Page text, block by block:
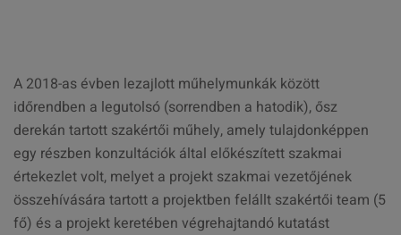
A 2018-as évben lezajlott műhelymunkák között
időrendben a legutolsó (sorrendben a hatodik), ősz
derekán tartott szakértői műhely, amely tulajdonképpen
egy részben konzultációk által előkészített szakmai
értekezlet volt, melyet a projekt szakmai vezetőjének
összehívására tartott a projektben felállt szakértői team (5
fő) és a projekt keretében végrehajtandó kutatást